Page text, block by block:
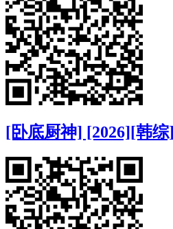
[卧底厨神] [2026][韩综]